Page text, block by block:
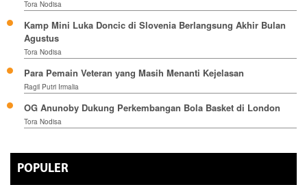
Tora Nodisa
Kamp Mini Luka Doncic di Slovenia Berlangsung Akhir Bulan
Agustus
Tora Nodisa
Para Pemain Veteran yang Masih Menanti Kejelasan
Ragil Putri Irmalia
OG Anunoby Dukung Perkembangan Bola Basket di London
Tora Nodisa
POPULER